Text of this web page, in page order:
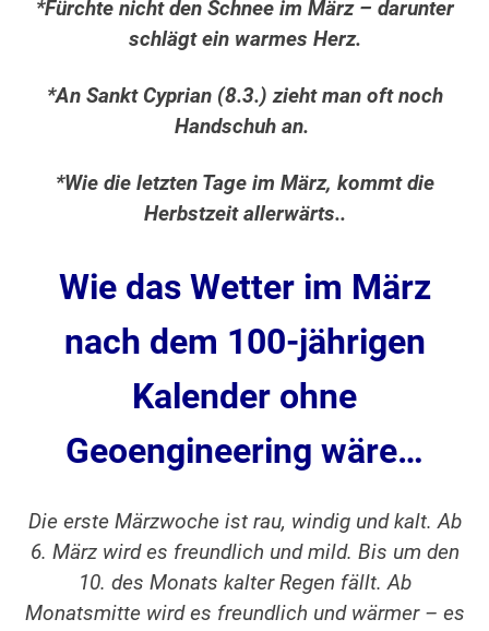
*Fürchte nicht den Schnee im März – darunter
schlägt ein warmes Herz.
*An Sankt Cyprian (8.3.) zieht man oft noch
Handschuh an.
*Wie die letzten Tage im März, kommt die
Herbstzeit allerwärts..
Wie das Wetter im März
nach dem 100-jährigen
Kalender ohne
Geoengineering wäre…
Die erste Märzwoche ist rau, windig und kalt. Ab
6. März wird es freundlich und mild. Bis um den
10. des Monats kalter Regen fällt. Ab
Monatsmitte wird es freundlich und wärmer – es